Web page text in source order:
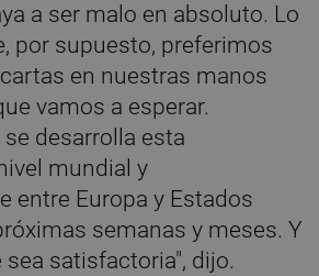
a ser malo en absoluto. Lo
por supuesto, preferimos
en nuestras manos
vamos a esperar.
desarrolla esta
mundial y
entre Europa y Estados
semanas y meses. Y
satisfactoria", dijo.